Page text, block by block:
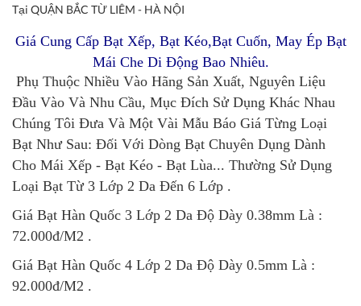
Tại QUẬN BẮC TỪ LIÊM - HÀ NỘI
Giá Cung Cấp Bạt Xếp, Bạt Kéo,Bạt Cuốn, May Ép Bạt
Mái Che Di Động Bao Nhiêu.
Phụ Thuộc Nhiều Vào Hãng Sản Xuất, Nguyên Liệu
Đầu Vào Và Nhu Cầu, Mục Đích Sử Dụng Khác Nhau
Chúng Tôi Đưa Và Một Vài Mẫu Báo Giá Từng Loại
Bạt Như Sau: Đối Với Dòng Bạt Chuyên Dụng Dành
Cho Mái Xếp - Bạt Kéo - Bạt Lùa... Thường Sử Dụng
Loại Bạt Từ 3 Lớp 2 Da Đến 6 Lớp .
Giá Bạt Hàn Quốc 3 Lớp 2 Da Độ Dày 0.38mm Là :
72.000đ/M2 .
Giá Bạt Hàn Quốc 4 Lớp 2 Da Độ Dày 0.5mm Là :
92.000đ/M2 .